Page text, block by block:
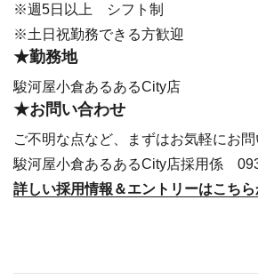
※週5日以上 シフト制
※土日祝勤務できる方歓迎
★勤務地
駿河屋小倉あるあるCity店
★お問い合わせ
ご不明な点など、まずはお気軽にお
駿河屋小倉あるあるCity店採用係
詳しい採用情報＆エントリーはこちら